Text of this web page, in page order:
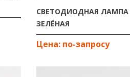
СВЕТОДИОДНАЯ ЛАМПА
ЗЕЛЁНАЯ